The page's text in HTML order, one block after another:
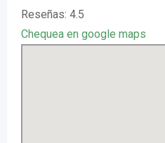
Reseñas: 4.5
Chequea en google maps